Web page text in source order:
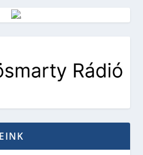
Vörösmarty Rádió